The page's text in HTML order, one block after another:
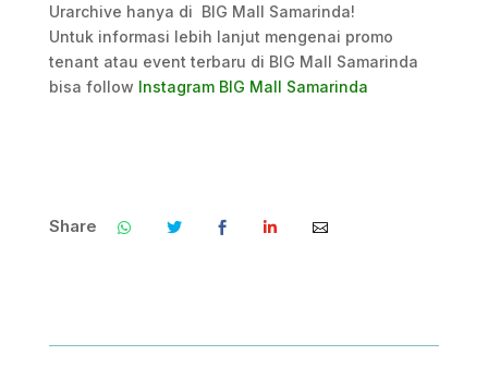
Urarchive hanya di BIG Mall Samarinda!
Untuk informasi lebih lanjut mengenai promo
tenant atau event terbaru di BIG Mall Samarinda
bisa follow Instagram BIG Mall Samarinda
Share